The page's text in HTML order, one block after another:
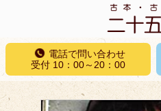
コ
テ
ン
電話で問い合わせ
受付 10：00～20：00